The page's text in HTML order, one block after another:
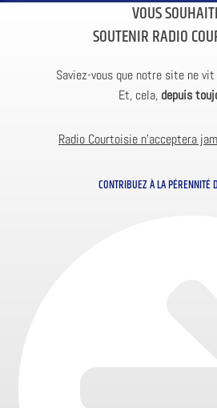
VOUS
SOUTENIR RADIO
Saviez-vous que notre site ne vit
Et, cela, depuis
Radio Courtoisie n’acceptera
CONTRIBUEZ À LA PÉRENNITÉ